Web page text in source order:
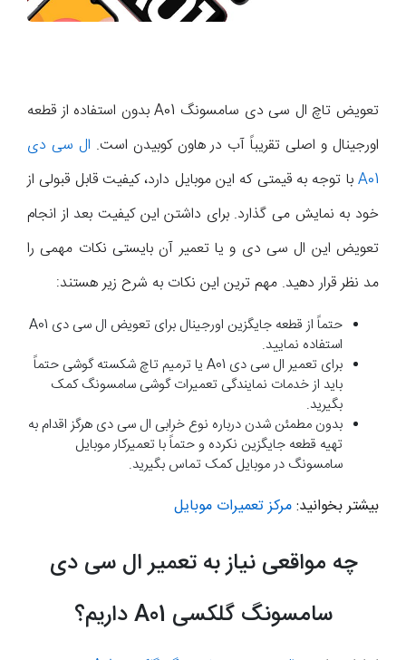
تعویض تاچ ال سی دی سامسونگ A01 بدون استفاده از قطعه
اورجینال و اصلی تقریباً آب در هاون کوبیدن است. ال سی دی
A01با توجه به قیمتی که این موبایل دارد، کیفیت قابل قبولی از
خود به نمایش می گذارد. برای داشتن این کیفیت بعد از انجام
تعویض این ال سی دی و یا تعمیر آن بایستی نکات مهمی را
مد نظر قرار دهید. مهم ترین این نکات به شرح زیر هستند:
حتماً از قطعه جایگزین اورجینال برای تعویض ال سی دی A01
استفاده نمایید.
برای تعمیر ال سی دی A01 یا ترمیم تاچ شکسته گوشی حتماً
باید از خدمات نمایندگی تعمیرات گوشی سامسونگ کمک
بگیرید.
بدون مطمئن شدن درباره نوع خرابی ال سی دی هرگز اقدام به
تهیه قطعه جایگزین نکرده و حتماً با تعمیرکار موبایل
سامسونگ در موبایل کمک تماس بگیرید.
بیشتر بخوانید:مرکز تعمیرات موبایل
چه مواقعی نیاز به تعمیر ال سی دی
سامسونگ گلکسی A01 داریم؟